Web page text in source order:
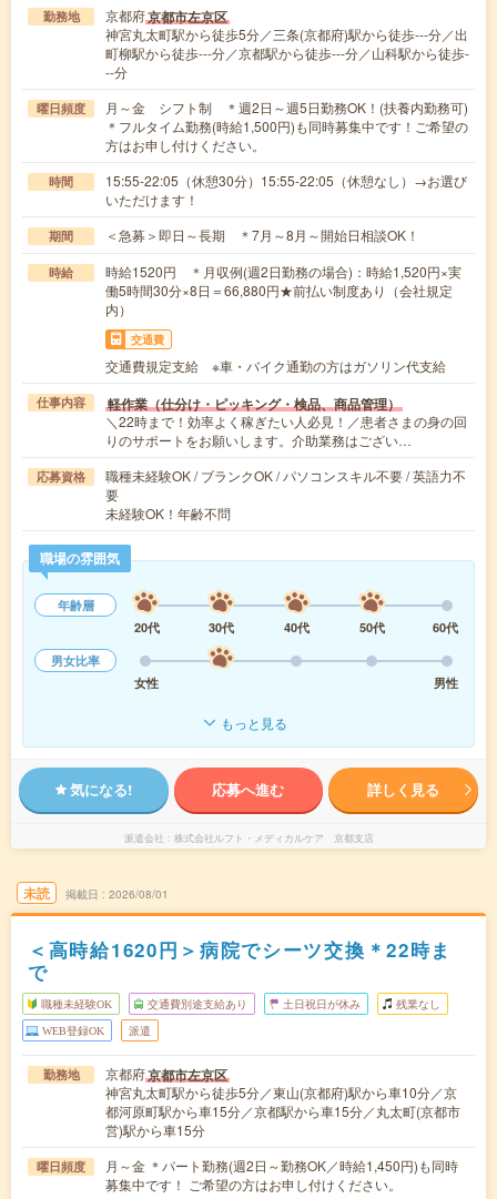
勤務地 京都府京都市左京区
神宮丸太町駅から徒歩5分／三条(京都府)駅から徒歩---分／出
町柳駅から徒歩---分／京都駅から徒歩---分／山科駅から徒歩-
--分
曜日頻度
月～金 シフト制 ＊週2日～週5日勤務OK！(扶養内勤務可)
＊フルタイム勤務(時給1,500円)も同時募集中です！ご希望の
方はお申し付けください。
時間
15:55-22:05（休憩30分）15:55-22:05（休憩なし）→お選び
いただけます！
期間 ＜急募＞即日～長期 ＊7月～8月～開始日相談OK！
時給
時給1520円 ＊月収例(週2日勤務の場合)：時給1,520円×実
働5時間30分×8日＝66,880円★前払い制度あり（会社規定
内）
交通費
交通費規定支給 ※車・バイク通勤の方はガソリン代支給
仕事内容 軽作業（仕分け・ピッキング・検品、商品管理）
＼22時まで！効率よく稼ぎたい人必見！／患者さまの身の回
りのサポートをお願いします。介助業務はござい…
応募資格
職種未経験OK / ブランクOK / パソコンスキル不要 / 英語力不
要
未経験OK！年齢不問
職場の雰囲気
年齢層
20代
30代 40代 50代
60代
男女比率
女性
男性
もっと見る
気になる! 応募へ進む 詳しく見る
派遣会社 株式会社ルフト・メディカルケア 京都支店
未読 掲載日 2026/08/01
＜高時給1620円＞病院でシーツ交換＊22時ま
で
職種未経験OK 交通費別途支給あり 土日祝日が休み 残業なし
WEB登録OK 派遣
勤務地 京都府京都市左京区
神宮丸太町駅から徒歩5分／東山(京都府)駅から車10分／京
都河原町駅から車15分／京都駅から車15分／丸太町(京都市
営)駅から車15分
曜日頻度
月～金 ＊パート勤務(週2日～勤務OK／時給1,450円)も同時
募集中です！ ご希望の方はお申し付けください。